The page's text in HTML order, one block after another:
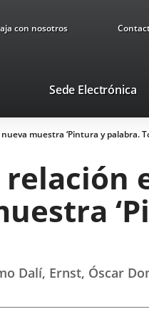
con nosotros
Sede Electrónica
muestra ‘Pintura y palabra.
Dalí, Ernst, Óscar